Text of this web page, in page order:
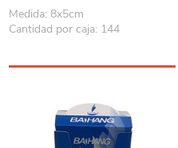
Medida: 8x5cm
Cantidad por caja: 144